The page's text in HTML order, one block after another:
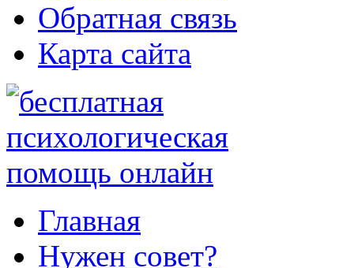
Обратная связь
Карта сайта
Главная
Нужен совет?